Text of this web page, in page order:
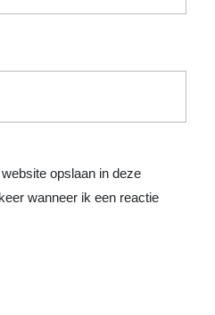
opslaan in deze
wanneer ik een reactie